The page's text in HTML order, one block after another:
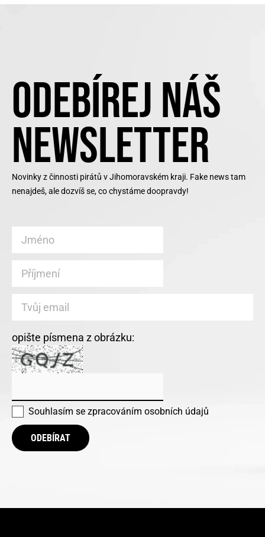
ODEBÍREJ NÁŠ
NEWSLETTER
Novinky z činnosti pirátů v Jihomoravském kraji. Fake news tam
nenajdeš, ale dozvíš se, co chystáme doopravdy!
opište písmena z obrázku:
Souhlasím se zpracováním osobních údajů
ODEBÍRAT